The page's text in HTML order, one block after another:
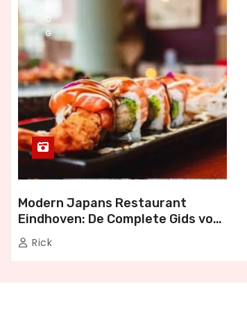
O
G
Modern Japans Restaurant
Eindhoven: De Complete Gids voor
Authentiek Japans Dineren
Rick